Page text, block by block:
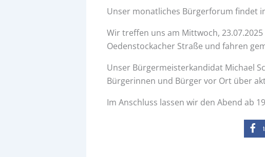
Unser monatliches Bürgerforum findet
Wir treffen uns am Mittwoch,
Oedenstockacher Straße und fahren
Unser Bürgermeisterkandidat Michael
Bürgerinnen und Bürger vor Ort über
Im Anschluss lassen wir den Abend ab